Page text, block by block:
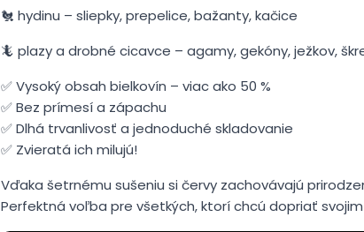
🐔 hydinu – sliepky, prepelice, bažanty, kačice
🦎 plazy a drobné cicavce – agamy, gekóny, ježkov,
✅ Vysoký obsah bielkovín – viac ako 50 %
✅ Bez prímesí a zápachu
✅ Dlhá trvanlivosť a jednoduché skladovanie
✅ Zvieratá ich milujú!
Vďaka šetrnému sušeniu si červy zachovávajú
Perfektná voľba pre všetkých, ktorí chcú dopriať